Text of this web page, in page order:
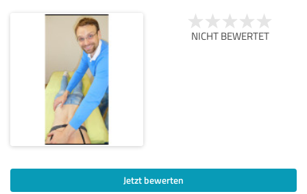
NICHT BEWERTET
Jetzt bewerten